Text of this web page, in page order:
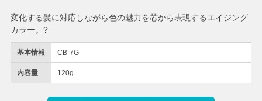
基本情報 CB-7G
内容量 120g
変化する髪に対応しながら色の魅力を芯から表現するエイジング
カラー。?